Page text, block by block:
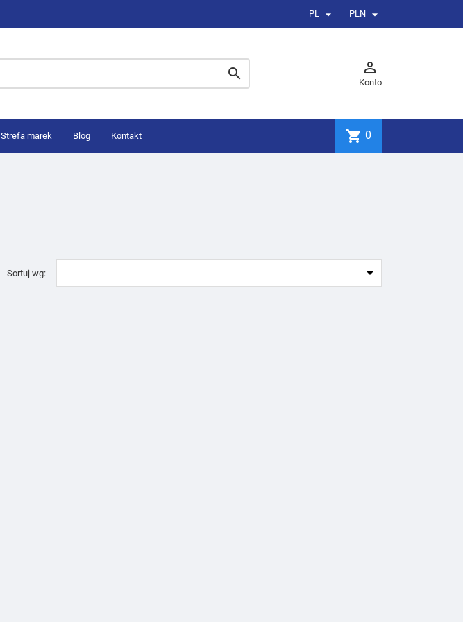
PL  PLN 
 
Konto
Strefa marek Blog Kontakt shopping_cart 0
Sortuj wg: 